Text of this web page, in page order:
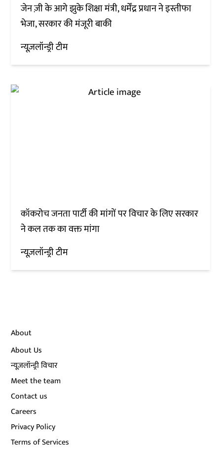
जेन ज़ी के आगे झुके शिक्षा मंत्री, धर्मेंद्र प्रधान ने इस्तीफा
भेजा, सरकार की मंजूरी बाकी
न्यूज़लॉन्ड्री टीम
कॉकरोच जनता पार्टी की मांगों पर विचार के लिए सरकार
ने कल तक का वक्त मांगा
न्यूज़लॉन्ड्री टीम
About
About Us
न्यूज़लॉन्ड्री विचार
Meet the team
Contact us
Careers
Privacy Policy
Terms of Services